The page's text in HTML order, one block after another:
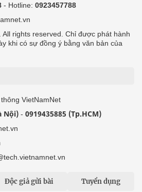
- Hotline: 0923457788
rights reserved. Chỉ được phát hành
khi có sự đồng ý bằng văn bản của
VietNamNet
Nội) - 0919435885 (Tp.HCM)
Độc giả gửi bài Tuyển dụng